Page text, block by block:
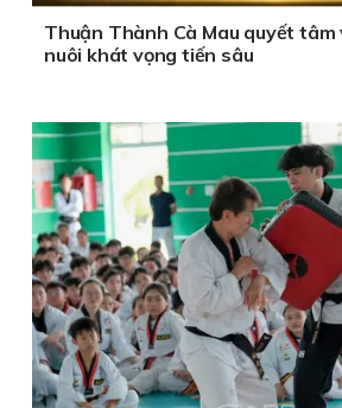
Thuận Thành Cà Mau quyết
nuôi khát vọng tiến sâu